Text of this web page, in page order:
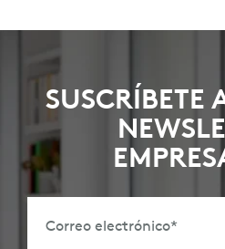
SUSCRÍBETE
Correo electrónico*